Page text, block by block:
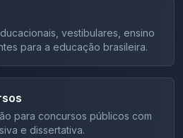
vestibulares, ensino
para a educação brasileira.
para concursos públicos com
e dissertativa.